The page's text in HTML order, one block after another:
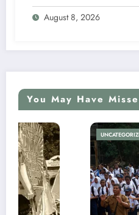
August 8, 2026
You May Have
UNCATEGORIZED